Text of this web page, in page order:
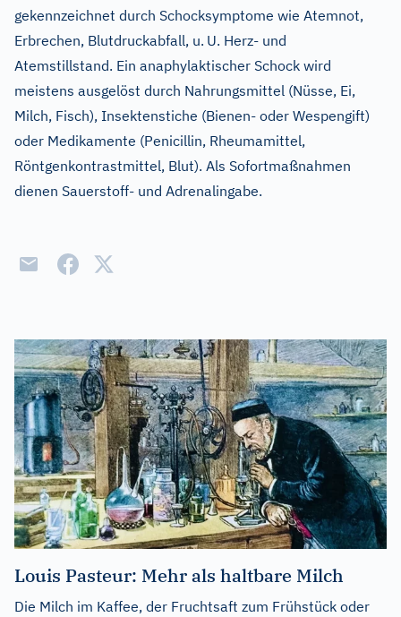
gekennzeichnet durch Schocksymptome wie Atemnot,
Erbrechen, Blutdruckabfall, u. U. Herz- und
Atemstillstand. Ein anaphylaktischer Schock wird
meistens ausgelöst durch Nahrungsmittel (Nüsse, Ei,
Milch, Fisch), Insektenstiche (Bienen- oder Wespengift)
oder Medikamente (Penicillin, Rheumamittel,
Röntgenkontrastmittel, Blut). Als Sofortmaßnahmen
dienen Sauerstoff- und Adrenalingabe.
Louis Pasteur: Mehr als haltbare Milch
Die Milch im Kaffee, der Fruchtsaft zum Frühstück oder